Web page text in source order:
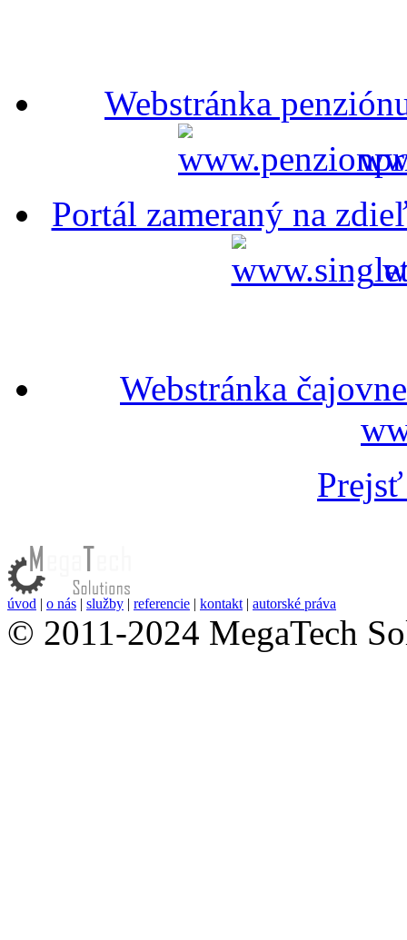
Webstránka
Portál zameraný na
Webstránka
úvod | o nás | služby | referencie | kontakt | autorské práva
© 2011-2024 MegaTech